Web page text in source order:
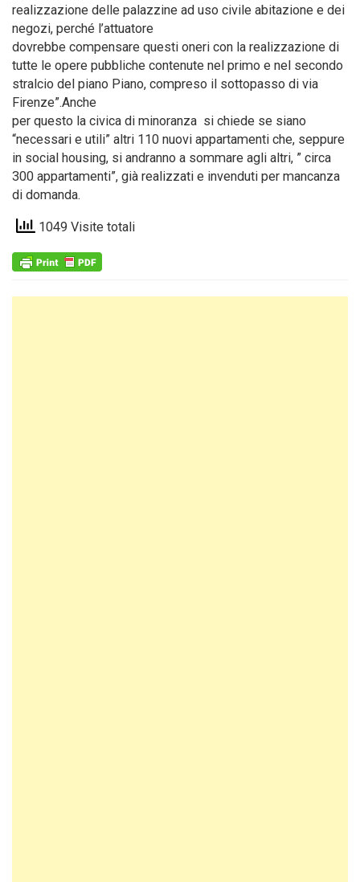
realizzazione delle palazzine ad uso civile abitazione e dei
negozi, perché l’attuatore
dovrebbe compensare questi oneri con la realizzazione di
tutte le opere pubbliche contenute nel primo e nel secondo
stralcio del piano Piano, compreso il sottopasso di via
Firenze”.Anche
per questo la civica di minoranza si chiede se siano
“necessari e utili” altri 110 nuovi appartamenti che, seppure
in social housing, si andranno a sommare agli altri, ” circa
300 appartamenti”, già realizzati e invenduti per mancanza
di domanda.
1049 Visite totali